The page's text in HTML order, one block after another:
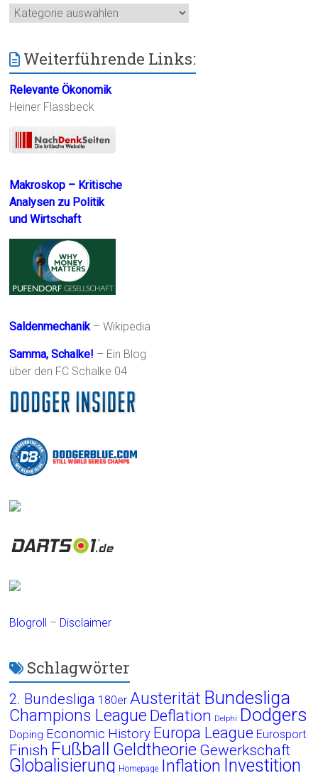
Kategorien
Weiterführende Links:
Relevante Ökonomik
Heiner Flassbeck
Makroskop – Kritische
Analysen zu Politik
und Wirtschaft
Saldenmechanik– Wikipedia
Samma, Schalke! – Ein Blog
über den FC Schalke 04
Blogroll – Disclaimer
Schlagwörter
2. Bundesliga 180er Austerität Bundesliga
Champions League Deflation Delphi Dodgers
Doping Economic History Europa League Eurosport
Finish Fußball Geldtheorie Gewerkschaft
Globalisierung Homepage Inflation Investition